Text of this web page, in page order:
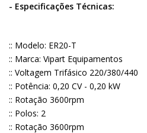
- Especificações Técnicas:
:: Modelo: ER20-T
:: Marca: Vipart Equipamentos
:: Voltagem Trifásico 220/380/440
:: Potência: 0,20 CV - 0,20 kW
:: Rotação 3600rpm
:: Polos: 2
:: Rotação 3600rpm